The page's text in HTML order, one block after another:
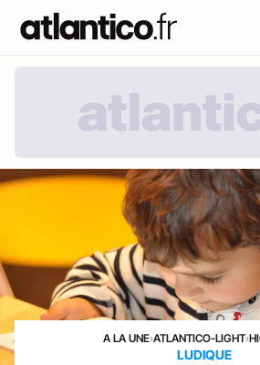
A LA UNE›ATLANTICO-LIGHT›
LUDIQUE